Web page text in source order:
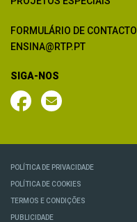
FORMULÁRIO DE CONTACTO
ENSINA@RTP.PT
SIGA-NOS
POLÍTICA DE PRIVACIDADE
POLÍTICA DE COOKIES
TERMOS E CONDIÇÕES
PUBLICIDADE